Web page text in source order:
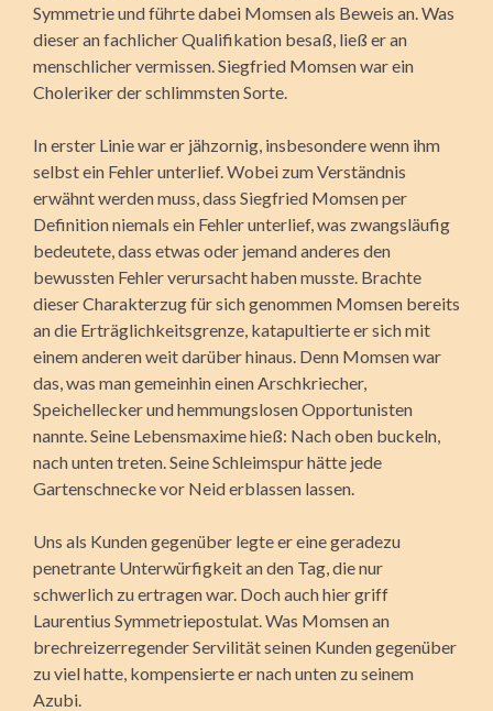
Symmetrie und führte dabei Momsen als Beweis an. Was
dieser an fachlicher Qualifikation besaß, ließ er an
menschlicher vermissen. Siegfried Momsen war ein
Choleriker der schlimmsten Sorte.
In erster Linie war er jähzornig, insbesondere wenn ihm
selbst ein Fehler unterlief. Wobei zum Verständnis
erwähnt werden muss, dass Siegfried Momsen per
Definition niemals ein Fehler unterlief, was zwangsläufig
bedeutete, dass etwas oder jemand anderes den
bewussten Fehler verursacht haben musste. Brachte
dieser Charakterzug für sich genommen Momsen bereits
an die Erträglichkeitsgrenze, katapultierte er sich mit
einem anderen weit darüber hinaus. Denn Momsen war
das, was man gemeinhin einen Arschkriecher,
Speichellecker und hemmungslosen Opportunisten
nannte. Seine Lebensmaxime hieß: Nach oben buckeln,
nach unten treten. Seine Schleimspur hätte jede
Gartenschnecke vor Neid erblassen lassen.
Uns als Kunden gegenüber legte er eine geradezu
penetrante Unterwürfigkeit an den Tag, die nur
schwerlich zu ertragen war. Doch auch hier griff
Laurentius Symmetriepostulat. Was Momsen an
brechreizerregender Servilität seinen Kunden gegenüber
zu viel hatte, kompensierte er nach unten zu seinem
Azubi.